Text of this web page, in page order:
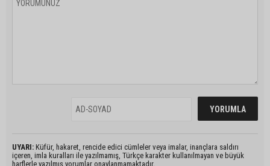
UYARI: Küfür, hakaret, rencide edici cümleler veya imalar, inançlara saldırı
içeren, imla kuralları ile yazılmamış, Türkçe karakter kullanılmayan ve büyük
harflerle yazılmış yorumlar onaylanmamaktadır.